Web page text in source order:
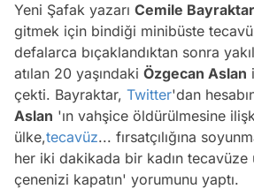
Yeni Şafak yazarı Cemile Bayraktar
gitmek için bindiği minibüste
defalarca bıçaklandıktan sonra
atılan 20 yaşındaki Özgecan Aslan
çekti. Bayraktar, Twitter'dan
Aslan 'ın vahşice öldürülmesine
ülke,tecavüz... fırsatçılığına
her iki dakikada bir kadın tecavüze
çenenizi kapatın' yorumunu yaptı.